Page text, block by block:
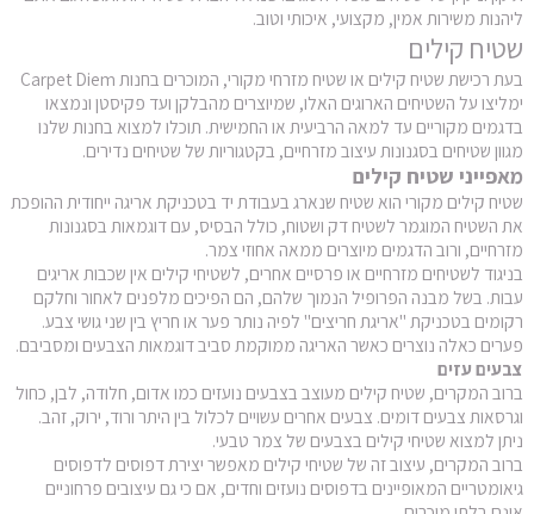
ליהנות משירות אמין, מקצועי, איכותי וטוב.
שטיח קילים
בעת רכישת שטיח קילים או שטיח מזרחי מקורי, המוכרים בחנות Carpet Diem
ימליצו על השטיחים הארוגים האלו, שמיוצרים מהבלקן ועד פקיסטן ונמצאו
בדגמים מקוריים עד למאה הרביעית או החמישית. תוכלו למצוא בחנות שלנו
מגוון שטיחים בסגנונות עיצוב מזרחיים, בקטגוריות של שטיחים נדירים.
מאפייני שטיח קילים
שטיח קילים מקורי הוא שטיח שנארג בעבודת יד בטכניקת אריגה ייחודית ההופכת
את השטיח המוגמר לשטיח דק ושטוח, כולל הבסיס, עם דוגמאות בסגנונות
מזרחיים, ורוב הדגמים מיוצרים ממאה אחוזי צמר.
בניגוד לשטיחים מזרחיים או פרסיים אחרים, לשטיחי קילים אין שכבות אריגים
עבות. בשל מבנה הפרופיל הנמוך שלהם, הם הפיכים מלפנים לאחור וחלקם
רקומים בטכניקת "אריגת חריצים" לפיה נותר פער או חריץ בין שני גושי צבע.
פערים כאלה נוצרים כאשר האריגה ממוקמת סביב דוגמאות הצבעים ומסביבם.
צבעים עזים
ברוב המקרים, שטיח קילים מעוצב בצבעים נועזים כמו אדום, חלודה, לבן, כחול
וגרסאות צבעים דומים. צבעים אחרים עשויים לכלול בין היתר ורוד, ירוק, זהב.
ניתן למצוא שטיחי קילים בצבעים של צמר טבעי.
ברוב המקרים, עיצוב זה של שטיחי קילים מאפשר יצירת דפוסים לדפוסים
גיאומטריים המאופיינים בדפוסים נועזים וחדים, אם כי גם עיצובים פרחוניים